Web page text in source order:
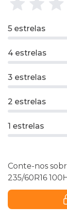
5 estrelas
4 estrelas
3 estrelas
2 estrelas
1 estrelas
Conte-nos
235/60R16